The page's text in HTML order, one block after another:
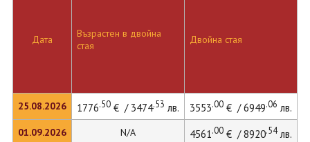
Дата
25.08.2026
01.09.2026
Възрастен в двойна
стая
Двойна стая
1776.50€ / 3474.53 лв. 3553.00€ / 6949.06 лв.
N/A 4561.00€ / 8920.54лв.